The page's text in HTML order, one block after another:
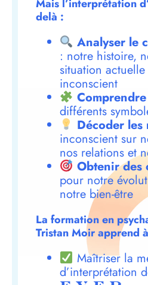
Mais l’interprétation
delà :
Analyser le
: notre histoire,
situation
inconscient
différents
Décoder les
inconscient sur
nos relations et
Obtenir des
pour notre
notre bien-être
La formation en
Tristan Moir apprend
Maîtriser la
d’interprétation